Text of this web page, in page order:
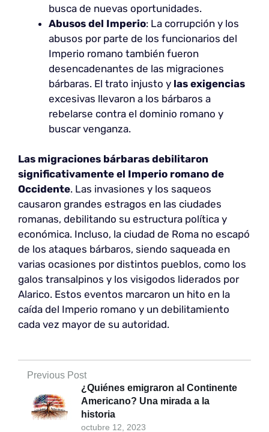
busca de nuevas oportunidades.
Abusos del Imperio: La corrupción y los
abusos por parte de los funcionarios del
Imperio romano también fueron
desencadenantes de las migraciones
bárbaras. El trato injusto y las exigencias
excesivas llevaron a los bárbaros a
rebelarse contra el dominio romano y
buscar venganza.
Las migraciones bárbaras debilitaron
significativamente el Imperio romano de
Occidente. Las invasiones y los saqueos
causaron grandes estragos en las ciudades
romanas, debilitando su estructura política y
económica. Incluso, la ciudad de Roma no escapó
de los ataques bárbaros, siendo saqueada en
varias ocasiones por distintos pueblos, como los
galos transalpinos y los visigodos liderados por
Alarico. Estos eventos marcaron un hito en la
caída del Imperio romano y un debilitamiento
cada vez mayor de su autoridad.
Previous Post
octubre 12, 2023
¿Quiénes emigraron al Continente
Americano? Una mirada a la
historia